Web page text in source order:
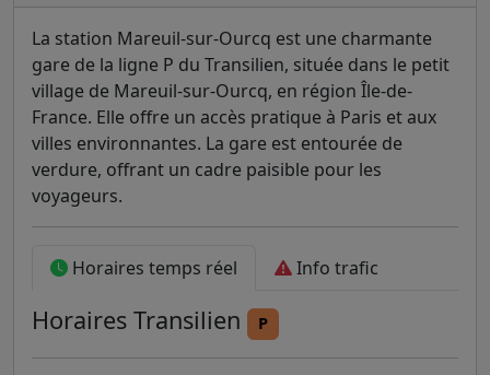
La station Mareuil-sur-Ourcq est une charmante
gare de la ligne P du Transilien, située dans le petit
village de Mareuil-sur-Ourcq, en région Île-de-
France. Elle offre un accès pratique à Paris et aux
villes environnantes. La gare est entourée de
verdure, offrant un cadre paisible pour les
voyageurs.
Horaires temps réel Info trafic
Horaires Transilien P